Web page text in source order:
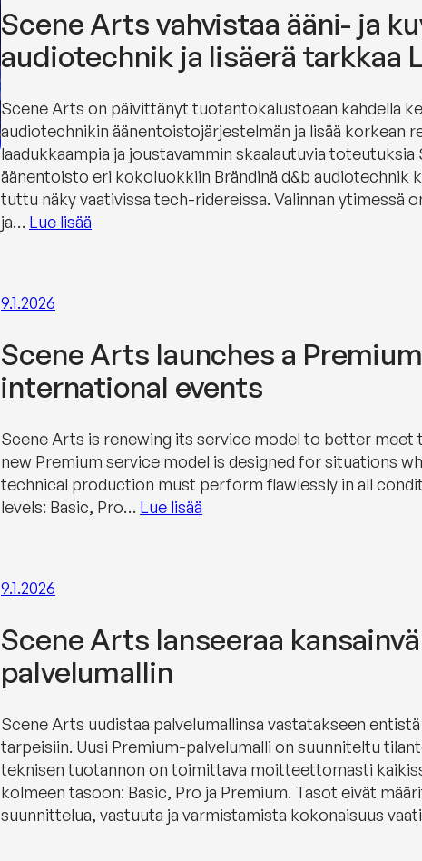
Scene Arts vahvistaa ääni- ja
audiotechnik ja lisäerä tarkkaa
Scene Arts on päivittänyt tuotantokalustoaan kahdella
audiotechnikin äänentoistojärjestelmän ja lisää korkean
laadukkaampia ja joustavammin skaalautuvia
äänentoisto eri kokoluokkiin Brändinä d&b audiotechnik
tuttu näky vaativissa tech-ridereissa. Valinnan ytimessä
ja… Lue lisää
9.1.2026
Scene Arts launches a
international events
Scene Arts is renewing its service model to better meet
new Premium service model is designed for situations
technical production must perform flawlessly in all
levels: Basic, Pro… Lue lisää
9.1.2026
Scene Arts lanseeraa
palvelumallin
Scene Arts uudistaa palvelumallinsa vastatakseen
tarpeisiin. Uusi Premium-palvelumalli on suunniteltu
teknisen tuotannon on toimittava moitteettomasti
kolmeen tasoon: Basic, Pro ja Premium. Tasot eivät
suunnittelua, vastuuta ja varmistamista kokonaisuus